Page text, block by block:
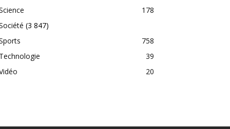
178
(3 847)
758
39
20